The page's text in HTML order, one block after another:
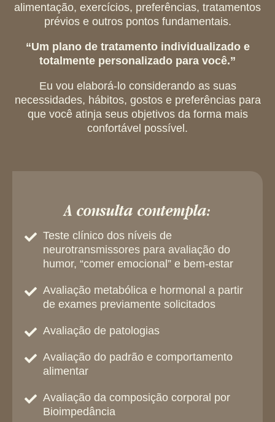
alimentação, exercícios, preferências, tratamentos
prévios e outros pontos fundamentais.
“Um plano de tratamento individualizado e
totalmente personalizado para você.”
Eu vou elaborá-lo considerando as suas
necessidades, hábitos, gostos e preferências para
que você atinja seus objetivos da forma mais
confortável possível.
A consulta contempla:
Teste clínico dos níveis de
neurotransmissores para avaliação do
humor, “comer emocional” e bem-estar
Avaliação metabólica e hormonal a partir
de exames previamente solicitados
Avaliação de patologias
Avaliação do padrão e comportamento
alimentar
Avaliação da composição corporal por
Bioimpedância